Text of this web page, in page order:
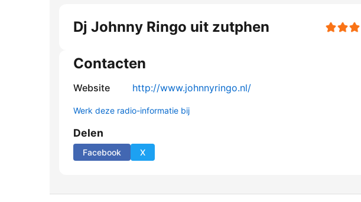
Dj Johnny Ringo uit zutphen
Contacten
Website http://www.johnnyringo.nl/
Werk deze radio-informatie bij
Delen
Facebook X